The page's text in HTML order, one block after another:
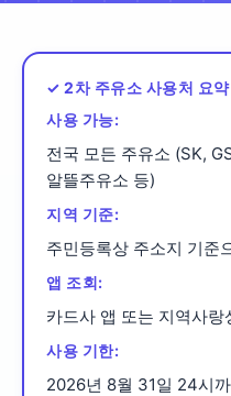
✓ 2차 주유소 사용처 요약
사용 가능:
전국 모든 주유소 (SK,
알뜰주유소 등)
지역 기준:
주민등록상 주소지 기준
앱 조회:
카드사 앱 또는 지역사
사용 기한:
2026년 8월 31일 24시